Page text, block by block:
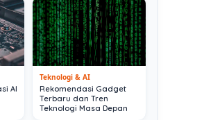
AI
Teknologi & AI
Rekomendasi Gadget
Terbaru dan Tren
Teknologi Masa Depan